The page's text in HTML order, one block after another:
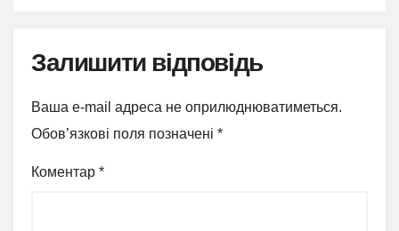
Залишити відповідь
Ваша e-mail адреса не оприлюднюватиметься.
Обов’язкові поля позначені *
Коментар *